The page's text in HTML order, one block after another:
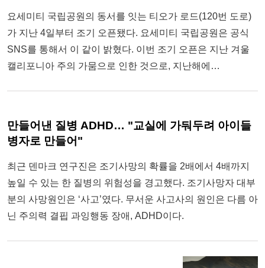
요세미티 국립공원의 동서를 잇는 티오가 로드(120번 도로)
가 지난 4일부터 조기 오픈됐다. 요세미티 국립공원은 공식
SNS를 통해서 이 같이 밝혔다. 이번 조기 오픈은 지난 겨울
캘리포니아 주의 가뭄으로 인한 것으로, 지난해에…
만들어낸 질병 ADHD… "교실에 가둬두려 아이들
병자로 만들어"
최근 덴마크 연구진은 조기사망의 확률을 2배에서 4배까지
높일 수 있는 한 질병의 위험성을 경고했다. 조기사망자 대부
분의 사망원인은 ‘사고’였다. 무서운 사고사의 원인은 다름 아
닌 주의력 결핍 과잉행동 장애, ADHD이다.